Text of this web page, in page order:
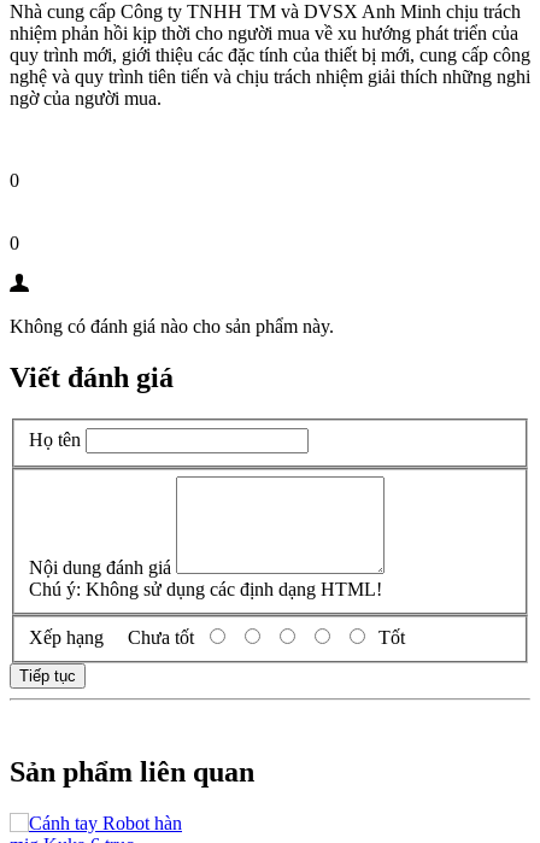
Nhà cung cấp Công ty TNHH TM và DVSX Anh Minh chịu trách
nhiệm phản hồi kịp thời cho người mua về xu hướng phát triển của
quy trình mới, giới thiệu các đặc tính của thiết bị mới, cung cấp công
nghệ và quy trình tiên tiến và chịu trách nhiệm giải thích những nghi
ngờ của người mua.
0
0
Không có đánh giá nào cho sản phẩm này.
Viết đánh giá
Họ tên
Nội dung đánh giá
Chú ý: Không sử dụng các định dạng HTML!
Xếp hạng Chưa tốt Tốt
Tiếp tục
Sản phẩm liên quan